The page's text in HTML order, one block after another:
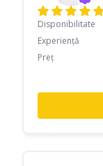
Disponibilitate
Experiență
Preț